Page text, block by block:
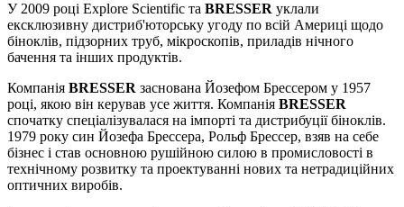
У 2009 році Explore Scientific та BRESSER уклали
ексклюзивну дистриб'юторську угоду по всій Америці щодо
біноклів, підзорних труб, мікроскопів, приладів нічного
бачення та інших продуктів.
Компанія BRESSER заснована Йозефом Брессером у 1957
році, якою він керував усе життя. Компанія BRESSER
спочатку спеціалізувалася на імпорті та дистрибуції біноклів.
1979 року син Йозефа Брессера, Рольф Брессер, взяв на себе
бізнес і став основною рушійною силою в промисловості в
технічному розвитку та проектуванні нових та нетрадиційних
оптичних виробів.